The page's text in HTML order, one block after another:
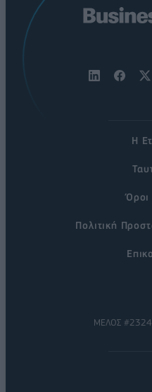
Η
Όροι
Πολιτική
ΜΕΛΟΣ